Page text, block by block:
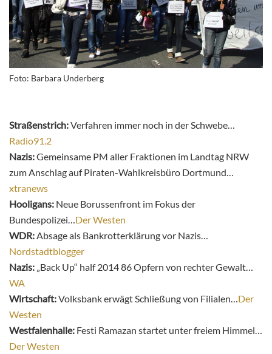
Foto: Barbara Underberg
Straßenstrich:Verfahren immer noch in der Schwebe…
Radio91.2
Nazis:Gemeinsame PM aller Fraktionen im Landtag NRW
zum Anschlag auf Piraten-Wahlkreisbüro Dortmund…
xtranews
Hooligans: Neue Borussenfront im Fokus der
Bundespolizei… Der Westen
WDR: Absage als Bankrotterklärung vor Nazis…
Nordstadtblogger
Nazis: „Back Up“ half 2014 86 Opfern von rechter Gewalt…
WA
Wirtschaft:Volksbank erwägt Schließung von Filialen… Der
Westen
Westfalenhalle: Festi Ramazan startet unter freiem Himmel…
Der Westen